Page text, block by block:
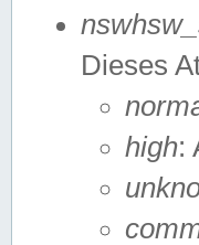
Dieses
high: